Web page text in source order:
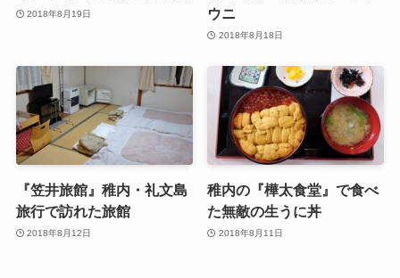
2018年8月19日
ウニ
2018年8月18日
『笠井旅館』稚内・礼文島
旅行で訪れた旅館
2018年8月12日
稚内の『樺太食堂』で食べ
た無敵の生うに丼
2018年8月11日